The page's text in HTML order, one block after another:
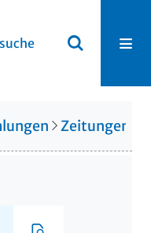
Zeitungen